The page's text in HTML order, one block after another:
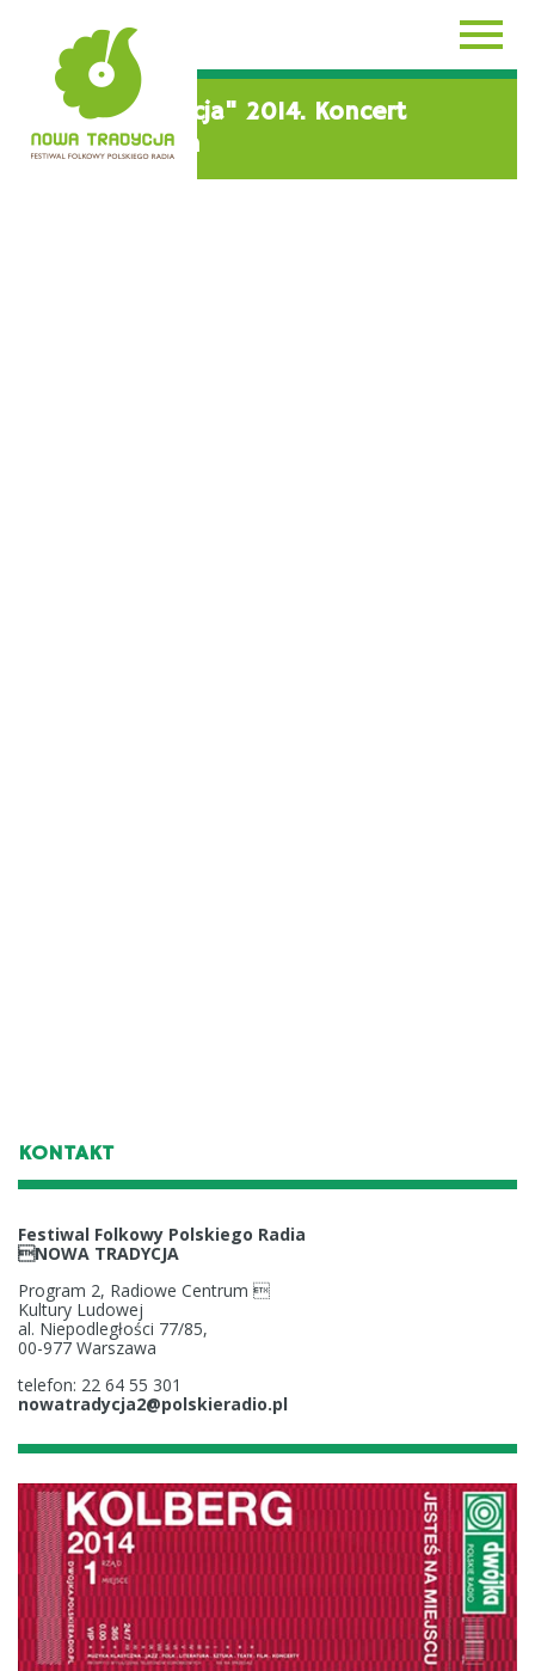
"Nowa Tradycja" 2014. Koncert
Çiğdem Aslan
KONTAKT
Festiwal Folkowy Polskiego Radia
NOWA TRADYCJA
Program 2, Radiowe Centrum 
Kultury Ludowej
al. Niepodległości 77/85,
00-977 Warszawa
telefon: 22 64 55 301
nowatradycja2@polskieradio.pl